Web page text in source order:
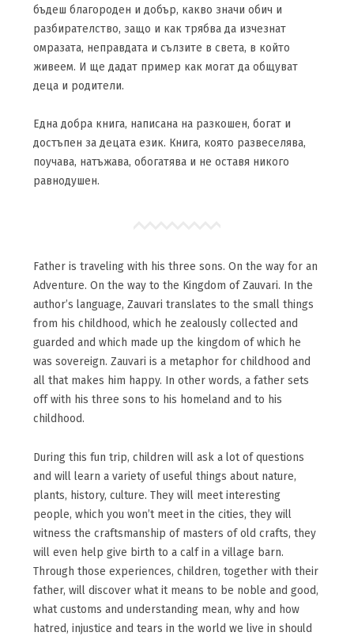
бъдеш благороден и добър, какво значи обич и
разбирателство, защо и как трябва да изчезнат
омразата, неправдата и сълзите в света, в който
живеем. И ще дадат пример как могат да общуват
деца и родители.
Една добра книга, написана на разкошен, богат и
достъпен за децата език. Книга, която развеселява,
поучава, натъжава, обогатява и не оставя никого
равнодушен.
Father is traveling with his three sons. On the way for an
Adventure. On the way to the Kingdom of Zauvari. In the
author’s language, Zauvari translates to the small things
from his childhood, which he zealously collected and
guarded and which made up the kingdom of which he
was sovereign. Zauvari is a metaphor for childhood and
all that makes him happy. In other words, a father sets
off with his three sons to his homeland and to his
childhood.
During this fun trip, children will ask a lot of questions
and will learn a variety of useful things about nature,
plants, history, culture. They will meet interesting
people, which you won’t meet in the cities, they will
witness the craftsmanship of masters of old crafts, they
will even help give birth to a calf in a village barn.
Through those experiences, children, together with their
father, will discover what it means to be noble and good,
what customs and understanding mean, why and how
hatred, injustice and tears in the world we live in should